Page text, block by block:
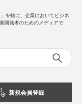
を軸に、企業においてビジネ
開発者のためのメディアで
新規会員登録